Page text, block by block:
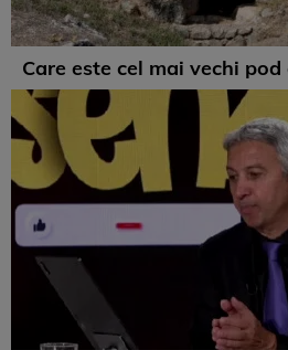
Care este cel mai vechi pod